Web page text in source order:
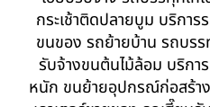
กระเช้าติดปลายบูม บริกา
ขนของ รถย้ายบ้าน รถบร
รับจ้างขนต้นไม้ล้อม บริกา
หนัก ขนย้ายอุปกรณ์ก่อสร้า